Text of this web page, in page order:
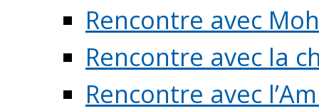
Rencontre avec
Rencontre avec la
Rencontre avec